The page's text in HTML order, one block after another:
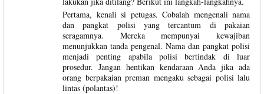
Pertama, kenali si petugas. Cobalah mengenali nama
dan pangkat polisi yang tercantum di pakaian
seragamnya. Mereka mempunyai kewajiban
menunjukkan tanda pengenal. Nama dan pangkat polisi
menjadi penting apabila polisi bertindak di luar
prosedur. Jangan hentikan kendaraan Anda jika ada
orang berpakaian preman mengaku sebagai polisi lalu
lintas (polantas)!